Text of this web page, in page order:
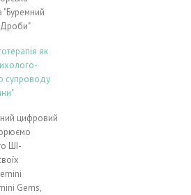
"Буремний
як
супроводу
цифровий
ШІ-
Gems,